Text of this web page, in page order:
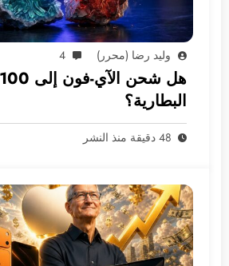
وليد رضا (محرر) 4
البطارية؟
48 دقيقة منذ النشر